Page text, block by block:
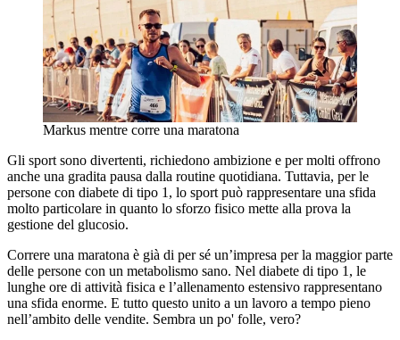
Markus mentre corre una maratona
Gli sport sono divertenti, richiedono ambizione e per molti offrono
anche una gradita pausa dalla routine quotidiana. Tuttavia, per le
persone con diabete di tipo 1, lo sport può rappresentare una sfida
molto particolare in quanto lo sforzo fisico mette alla prova la
gestione del glucosio.
Correre una maratona è già di per sé un’impresa per la maggior parte
delle persone con un metabolismo sano. Nel diabete di tipo 1, le
lunghe ore di attività fisica e l’allenamento estensivo rappresentano
una sfida enorme. E tutto questo unito a un lavoro a tempo pieno
nell’ambito delle vendite. Sembra un po' folle, vero?